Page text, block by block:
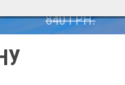
840ГРН.